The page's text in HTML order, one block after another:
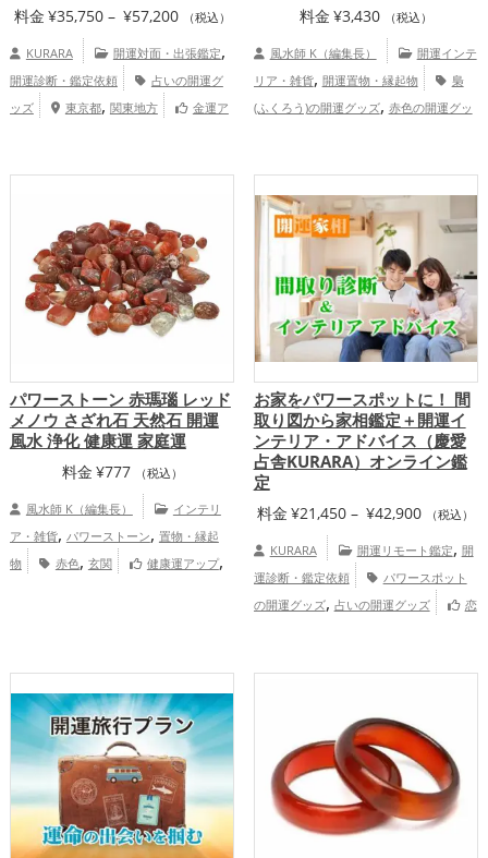
料金 ¥35,750 – ¥57,200価（税込）
KURARA 開運対面・出張鑑定,
開運診断・鑑定依頼
占いの開運グ
ッズ
東京都, 関東地方
金運ア
料金 ¥3,430 （税込）
風水師 K（編集長）
開運インテ
リア・雑貨, 開運置物・縁起物
梟
(ふくろう)の開運グッズ, 赤色の開運グッ
パワーストーン 赤瑪瑙 レッド
メノウ さざれ石 天然石 開運
風水 浄化 健康運 家庭運
料金 ¥777 （税込）
風水師 K（編集長）
インテリ
ア・雑貨, パワーストーン, 置物・縁起
物
赤色, 玄関 健康運アップ,
お家をパワースポットに！ 間
取り図から家相鑑定＋開運イ
ンテリア・アドバイス（慶愛
占舎KURARA）オンライン鑑
定
料金 ¥21,450 – ¥42,900価
¥21,450
（税込）
KURARA 開運リモート鑑定, 開
運診断・鑑定依頼
パワースポット
の開運グッズ, 占いの開運グッズ
恋
慶愛占舎KURARAの個人向け鑑定